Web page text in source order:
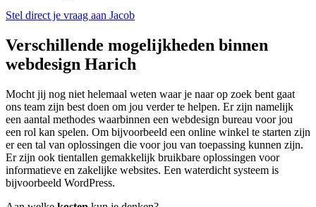
Stel direct je vraag aan Jacob
Verschillende mogelijkheden binnen
webdesign Harich
Mocht jij nog niet helemaal weten waar je naar op zoek bent gaat
ons team zijn best doen om jou verder te helpen. Er zijn namelijk
een aantal methodes waarbinnen een webdesign bureau voor jou
een rol kan spelen. Om bijvoorbeeld een online winkel te starten zijn
er een tal van oplossingen die voor jou van toepassing kunnen zijn.
Er zijn ook tientallen gemakkelijk bruikbare oplossingen voor
informatieve en zakelijke websites. Een waterdicht systeem is
bijvoorbeeld WordPress.